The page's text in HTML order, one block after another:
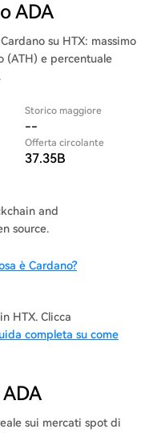
ADA
su HTX: massimo
(ATH) e percentuale
Storico maggiore
--
Offerta circolante
37.35B
and
source.
è Cardano?
HTX. Clicca
completa su come
sui mercati spot di